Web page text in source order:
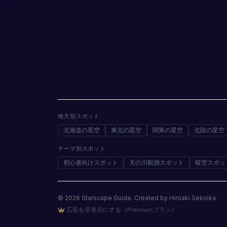
地方別スポット
北海道の星空 東北の星空 関東の星空 北陸の星空
テーマ別スポット
初心者向けスポット 天の川観測スポット 暗空スポッ
© 2026 Starscape Guide. Created by Hiroaki Sekioka.
広告を非表示にする（Premiumプラン）